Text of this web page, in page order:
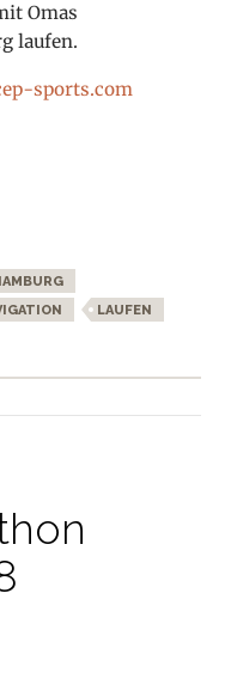
Omas
laufen.
sports.com
LAUFEN